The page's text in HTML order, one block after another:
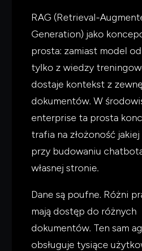
RAG (Retrieval-
Generation) jako
prosta: zamiast model
tylko z wiedzy
dostaje kontekst z
dokumentów. W
enterprise ta prosta
trafia na złożoność jakiej
przy budowaniu
własnej stronie.
Dane są poufne. Różni
mają dostęp do różnych
dokumentów. Ten sam
obsługuje tysiące